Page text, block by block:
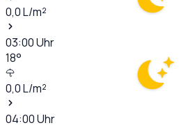
0,0L/m²
03:00Uhr
18°
0,0L/m²
04:00Uhr